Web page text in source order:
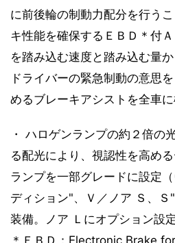
に前後輪の制動力配分を行う
キ性能を確保するＥＢＤ＊付
を踏み込む速度と踏み込む量
ドライバーの緊急制動の意思
めるブレーキアシストを全車
・ ハロゲンランプの約２倍の
る配光により、視認性を高め
ランプを一部グレードに設定
ディション"、Ｖ／ノア Ｓ、
装備。ノア Ｌにオプション設定
＊ＥＢＤ：Electronic Brake